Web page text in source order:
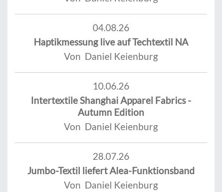
04.08.26
Haptikmessung live auf Techtextil NA
Von Daniel Keienburg
10.06.26
Intertextile Shanghai Apparel Fabrics -
Autumn Edition
Von Daniel Keienburg
28.07.26
Jumbo-Textil liefert Alea-Funktionsband
Von Daniel Keienburg